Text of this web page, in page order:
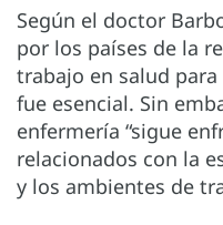
Según el doctor
por los países de la
trabajo en salud para
fue esencial. Sin
enfermería “sigue
relacionados con la
y los ambientes de